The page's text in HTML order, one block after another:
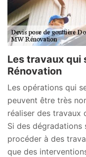
Les travaux qui
Rénovation
Les opérations qui
peuvent être très
réaliser des travaux
Si des
procéder à des
que des